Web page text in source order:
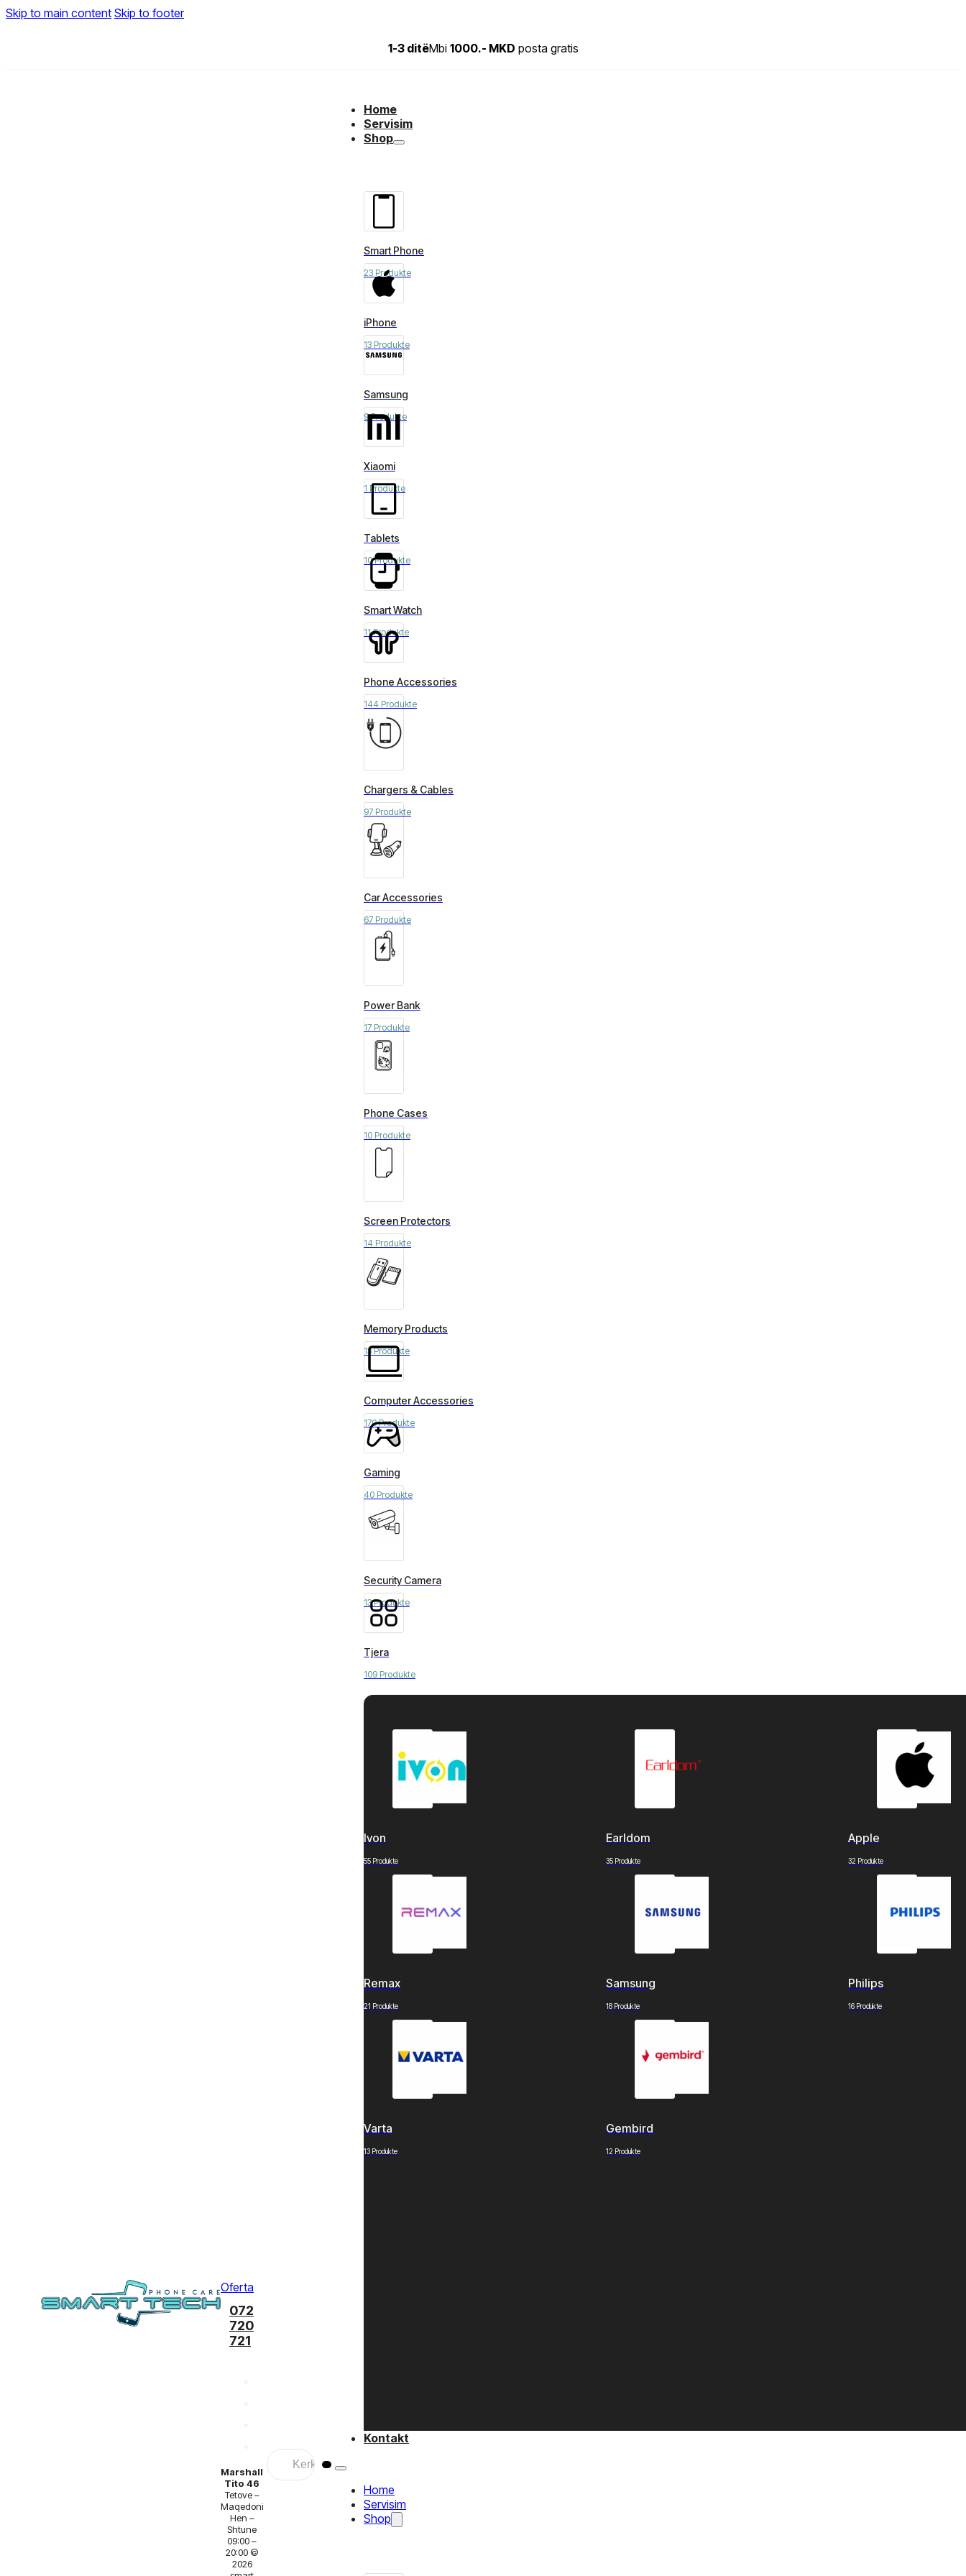
Skip to main content Skip to footer
1-3 ditëMbi 1000.- MKD posta gratis
Oferta
072
720
721
Marshall
Tito 46
Tetove –
Maqedoni
Hen –
Shtune
09:00 –
20:00 ©
2026
Search
...
Home
Servisim
Shop
Smart Phone
23 Produkte
iPhone
13 Produkte
Samsung
9 Produkte
Xiaomi
1 Produkte
Tablets
10 Produkte
Smart Watch
11 Produkte
Phone Accessories
144 Produkte
Chargers & Cables
97 Produkte
Car Accessories
67 Produkte
Power Bank
17 Produkte
Phone Cases
10 Produkte
Screen Protectors
14 Produkte
Memory Products
13 Produkte
Computer Accessories
170 Produkte
Gaming
40 Produkte
Security Camera
13 Produkte
Tjera
109 Produkte
Ivon
55 Produkte
Earldom
35 Produkte
Apple
32 Produkte
Remax
21 Produkte
Samsung
18 Produkte
Philips
16 Produkte
Varta
13 Produkte
Gembird
12 Produkte
Kontakt
Home
Servisim
Shop